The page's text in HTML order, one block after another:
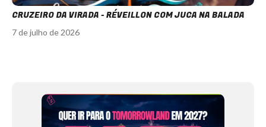
CRUZEIRO DA VIRADA - RÉVEILLON COM JUCA NA BALADA
7 de julho de 2026